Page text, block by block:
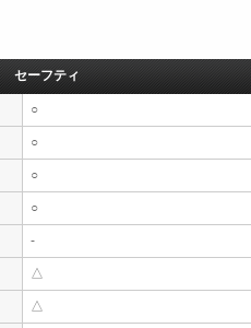
セーフティ
○
○
○
○
-
△
△